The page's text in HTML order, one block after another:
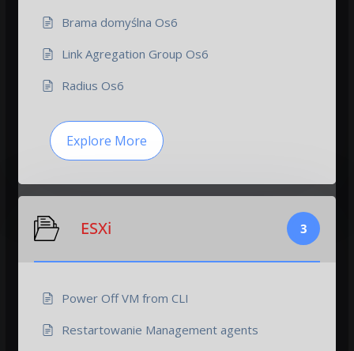
Brama domyślna Os6
Link Agregation Group Os6
Radius Os6
Explore More
ESXi 3
Power Off VM from CLI
Restartowanie Management agents